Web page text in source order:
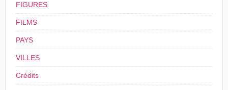
FIGURES
FILMS
PAYS
VILLES
Crédits